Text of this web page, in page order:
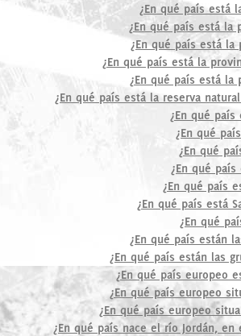
¿En qué país está
¿En qué país está la
¿En qué país está la
¿En qué país está la
¿En qué país está la
¿En qué país está la reserva
¿En qué país
¿En qué
¿En qué
¿En qué país
¿En qué país
¿En qué país está
¿En qué
¿En qué país están
¿En qué país están las
¿En qué país europeo
¿En qué país europeo
¿En qué país europeo
¿En qué país nace el río Jordán, en